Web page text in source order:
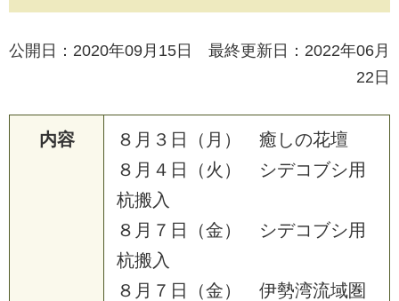
公開日：2020年09月15日 最終更新日：2022年06月
22日
内容 ８ 月 ３ 日 （ 月 ） 癒 しの花壇
８ 月 ４ 日 （ 火 ） シデコ ブシ用
杭搬 入
８ 月 ７ 日 （金） シデコ ブシ用
杭搬 入
８ 月 ７ 日 （金） 伊勢湾流域圏